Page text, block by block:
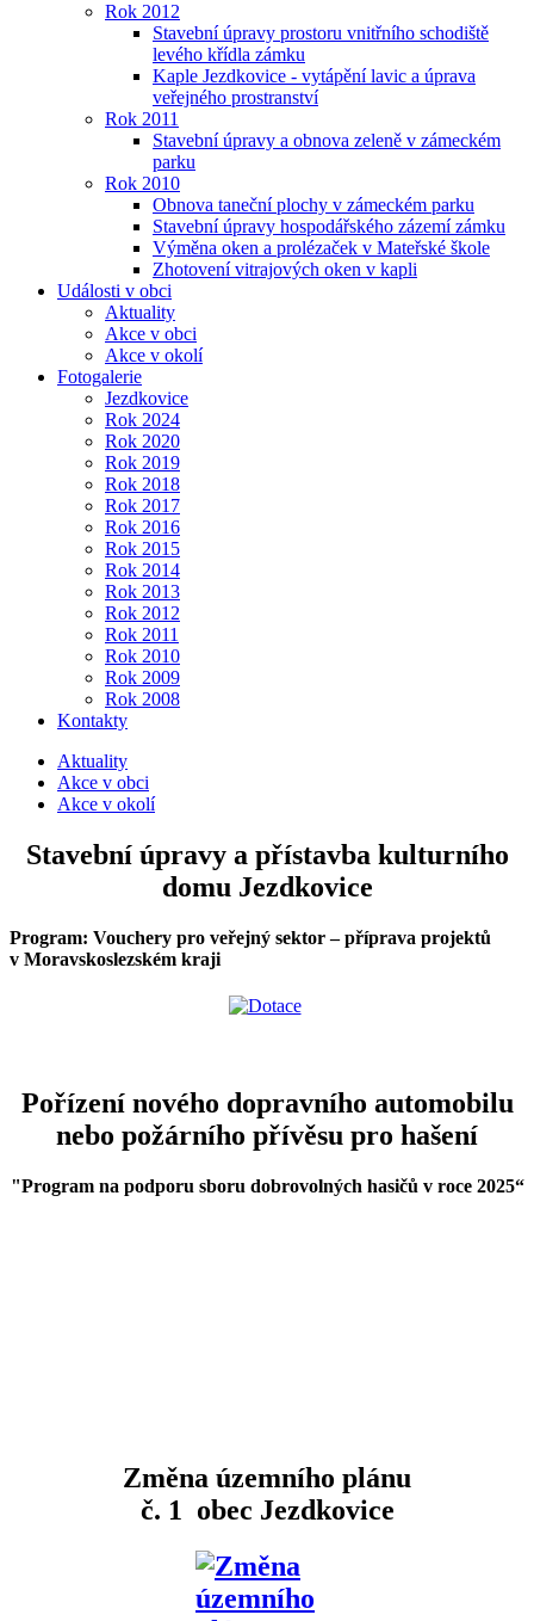
Rok 2012
Stavební úpravy prostoru vnitřního schodiště
levého křídla zámku
Kaple Jezdkovice - vytápění lavic a úprava
veřejného prostranství
Rok 2011
Stavební úpravy a obnova zeleně v zámeckém
parku
Rok 2010
Obnova taneční plochy v zámeckém parku
Stavební úpravy hospodářského zázemí zámku
Výměna oken a prolézaček v Mateřské škole
Zhotovení vitrajových oken v kapli
Události v obci
Aktuality
Akce v obci
Akce v okolí
Fotogalerie
Jezdkovice
Rok 2024
Rok 2020
Rok 2019
Rok 2018
Rok 2017
Rok 2016
Rok 2015
Rok 2014
Rok 2013
Rok 2012
Rok 2011
Rok 2010
Rok 2009
Rok 2008
Kontakty
Aktuality
Akce v obci
Akce v okolí
Stavební úpravy a přístavba kulturního
domu Jezdkovice
Program: Vouchery pro veřejný sektor – příprava projektů
v Moravskoslezském kraji
Pořízení nového dopravního automobilu
nebo požárního přívěsu pro hašení
"Program na podporu sboru dobrovolných hasičů v roce 2025“
Změna územního plánu
č. 1 obec Jezdkovice